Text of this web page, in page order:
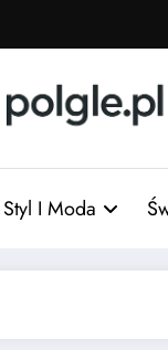
Styl I Moda